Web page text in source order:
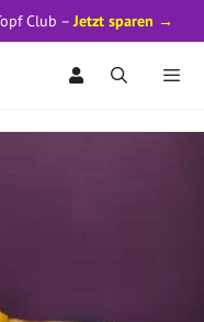
Club –Jetzt sparen →